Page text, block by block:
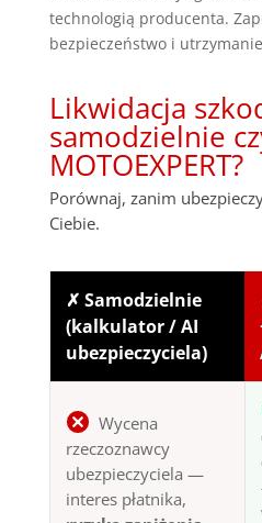
technologią producenta.
bezpieczeństwo i
Likwidacja
samodzielnie
MOTOEXPERT?
Porównaj, zanim
Ciebie.
✗ Samodzielnie
(kalkulator / AI
ubezpieczyciela)
Wycena
rzeczoznawcy
ubezpieczyciela —
interes płatnika,